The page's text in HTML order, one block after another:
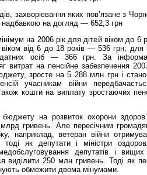
захворювання яких пов’язане з
надбавкою на догляд — 652,3 грн
на 2006 рік для дітей віком до 6
віком від 6 до 18 років — 536 грн;
осіб — 366 грн. За
витрат на пенсійне забезпечення
зросте на 5 288 млн грн і
учасникам війни
кошти на виплату зростаючих
на розвиток охорони
гривень. Але пересічним
наприклад, ветеран війни
тоді як депутати і міністри
депутатів і вищих
виділити 250 млн гривень. Тоді як
обмежити двома мінумами.